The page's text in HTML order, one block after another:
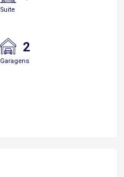
Suite
2
Garagens